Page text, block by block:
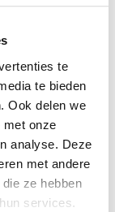
te
te bieden
Ook delen we
met onze
analyse. Deze
met andere
ze hebben
services.